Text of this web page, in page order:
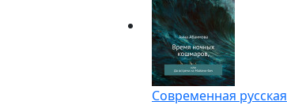
Современная русская